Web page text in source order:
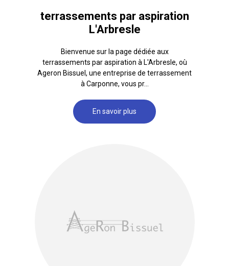
terrassements par aspiration
L'Arbresle
Bienvenue sur la page dédiée aux
terrassements par aspiration à L'Arbresle, où
Ageron Bissuel, une entreprise de terrassement
à Carponne, vous pr...
En savoir plus